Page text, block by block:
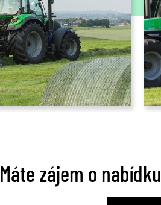
Máte zájem o nabídku